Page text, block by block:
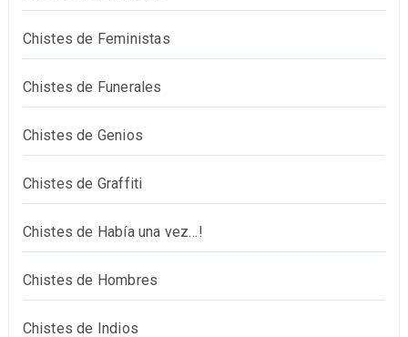
Chistes de Feministas
Chistes de Funerales
Chistes de Genios
Chistes de Graffiti
Chistes de Había una vez…!
Chistes de Hombres
Chistes de Indios